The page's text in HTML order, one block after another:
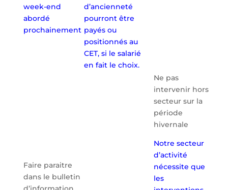
week-end
abordé
prochainement
d’ancienneté
pourront être
payés ou
positionnés au
CET, si le salarié
en fait le choix.
Faire paraitre
dans le bulletin
Ne pas
intervenir hors
secteur sur la
période
hivernale
Notre secteur
d’activité
nécessite que
les